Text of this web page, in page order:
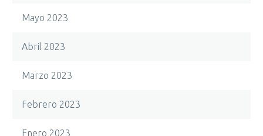
Mayo 2023
Abril 2023
Marzo 2023
Febrero 2023
Enero 2023